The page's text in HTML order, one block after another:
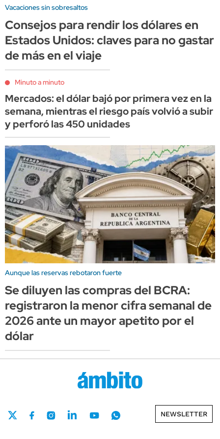
Vacaciones sin sobresaltos
Consejos para rendir los dólares en
Estados Unidos: claves para no gastar
de más en el viaje
Minuto a minuto
Mercados: el dólar bajó por primera vez en la
semana, mientras el riesgo país volvió a subir
y perforó las 450 unidades
Aunque las reservas rebotaron fuerte
Se diluyen las compras del BCRA:
registraron la menor cifra semanal de
2026 ante un mayor apetito por el
dólar
NEWSLETTER